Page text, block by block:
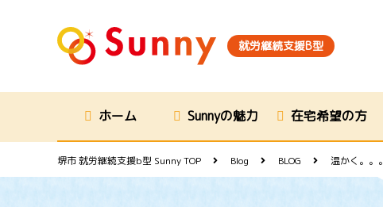
就労継続支援B型
ホーム Sunnyの魅力 在宅希望の方
堺市 就労継続支援b型 SunnyTOP Blog BLOG 温かく。。。